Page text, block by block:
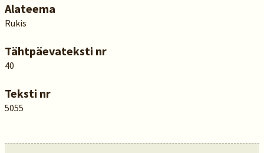
Alateema
Rukis
Tähtpäevateksti nr
40
Teksti nr
5055